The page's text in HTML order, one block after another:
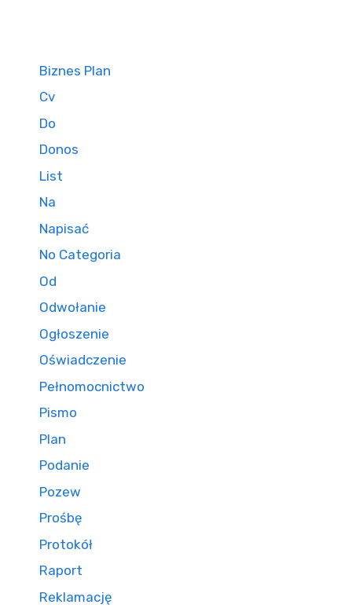
Biznes Plan
Cv
Do
Donos
List
Na
Napisać
No Categoria
Od
Odwołanie
Ogłoszenie
Oświadczenie
Pełnomocnictwo
Pismo
Plan
Podanie
Pozew
Prośbę
Protokół
Raport
Reklamację